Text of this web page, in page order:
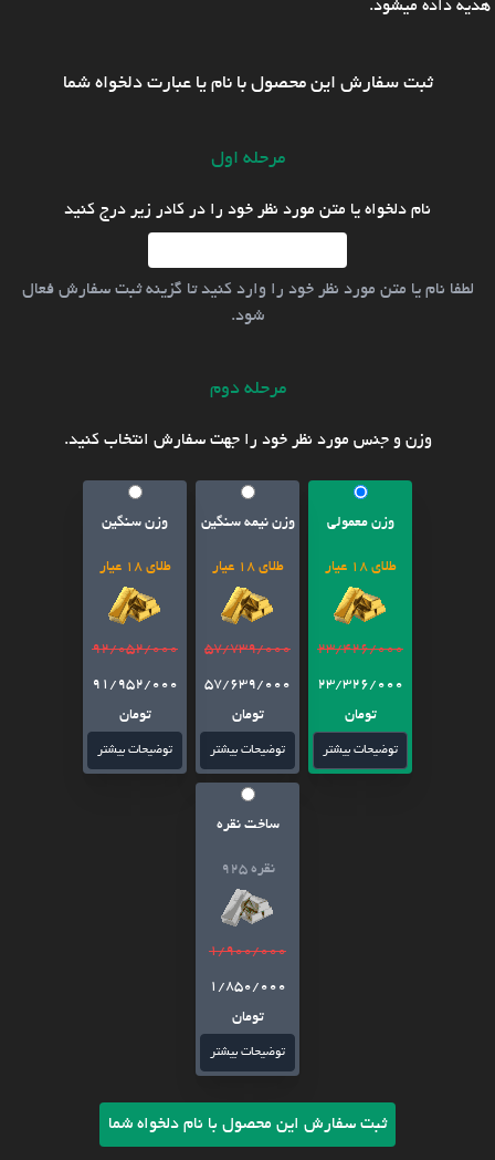
هدیه داده میشود.
ثبت سفارش این محصول با نام یا عبارت دلخواه شما
مرحله اول
نام دلخواه یا متن مورد نظر خود را در کادر زیر درج کنید
لطفا نام یا متن مورد نظر خود را وارد کنید تا گزینه ثبت سفارش فعال
شود.
مرحله دوم
وزن و جنس مورد نظر خود را جهت سفارش انتخاب کنید.
وزن معمولی
طلای 18 عیار
23/426/000
23/326/000
تومان
توضیحات بیشتر
وزن نیمه سنگین
طلای 18 عیار
57/739/000
57/639/000
تومان
توضیحات بیشتر
وزن سنگین
طلای 18 عیار
92/052/000
91/952/000
تومان
توضیحات بیشتر
ساخت نقره
نقره 925
1/900/000
1/850/000
تومان
توضیحات بیشتر
ثبت سفارش این محصول با نام دلخواه شما